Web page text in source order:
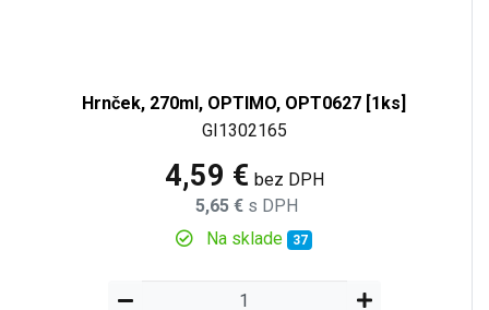
Hrnček, 270ml, OPTIMO, OPT0627 [1ks]
GI1302165
4,59 € bez DPH
5,65 € s DPH
Na sklade
37